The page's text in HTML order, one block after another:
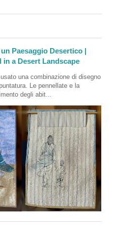
Paesaggio Desertico |
in a Desert Landscape
una combinazione di disegno
Le pennellate e la
degli abit...